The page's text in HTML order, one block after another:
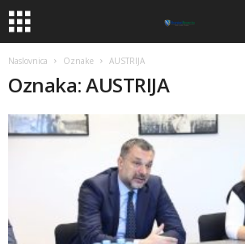
Naslovnica Oznake AUSTRIJA
Oznaka: AUSTRIJA